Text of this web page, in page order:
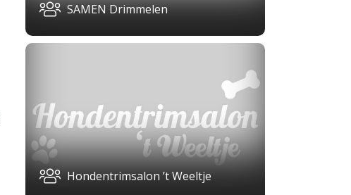
SAMEN Drimmelen
Hondentrimsalon ’t Weeltje